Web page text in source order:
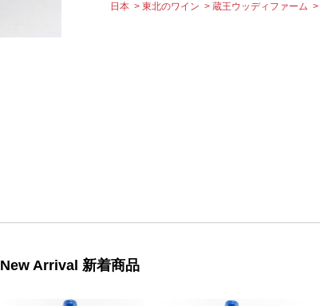
日本 東北のワイン 蔵王ウッディファーム
New Arrival 新着商品